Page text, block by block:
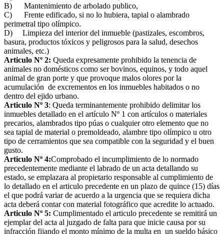
B) Mantenimiento de arbolado publico,
C) Frente edificado, si no lo hubiera, tapial o alambrado
perimetral tipo olímpico.
D) Limpieza del interior del inmueble (pastizales, escombros,
basura, productos tóxicos y peligrosos para la salud, desechos
animales, etc.)
Articulo Nº 2: Queda expresamente prohibido la tenencia de
animales no domésticos como ser bovinos, equinos, y todo aquel
animal de gran porte y que provoque malos olores por la
acumulación de excrementos en los inmuebles habitados o no
dentro del ejido urbano.
Articulo Nº 3: Queda terminantemente prohibido delimitar los
inmuebles detallado en el artículo Nº 1 con artículos o materiales
precarios, alambrados tipo púas o cualquier otro elemento que no
sea tapial de material o premoldeado, alambre tipo olímpico u otro
tipo de cerramientos que sea compatible con la seguridad y el buen
gusto.
Articulo Nº 4:Comprobado el incumplimiento de lo normado
precedentemente mediante el labrado de un acta detallando su
estado, se emplazara al propietario responsable al cumplimiento de
lo detallado en el articulo precedente en un plazo de quince (15) días
el que podrá variar de acuerdo a la urgencia que se requiera dicha
acta deberá contar con material fotográfico que acredite lo actuado.
Articulo Nº 5: Cumplimentado el articulo precedente se remitirá un
ejemplar del acta al juzgado de falta para que inicie causa por su
infracción fijando el monto mínimo de la multa en un sueldo básico